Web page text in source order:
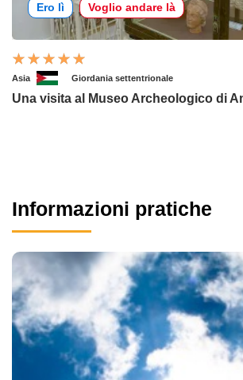
Ero lì Voglio andare là
Asia Giordania settentrionale
Una visita al Museo Archeologico di
Informazioni pratiche